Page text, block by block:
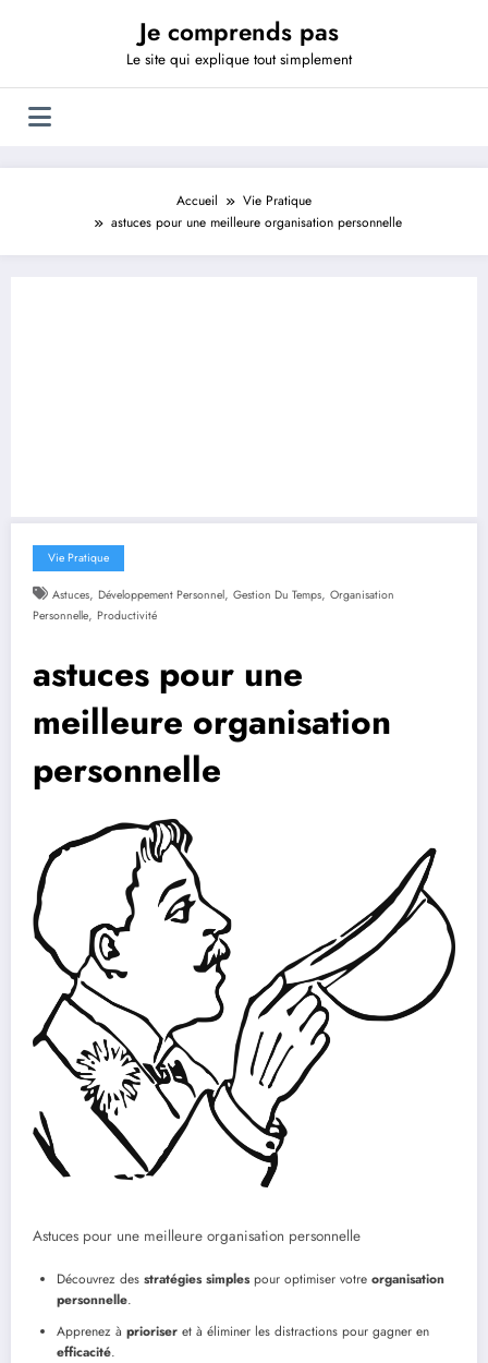
Je comprends pas
Le site qui explique tout simplement
Accueil
Vie Pratique
astuces pour une meilleure organisation personnelle
Vie Pratique
Astuces, Développement Personnel, Gestion Du Temps, Organisation
Personnelle, Productivité
astuces pour une
meilleure organisation
personnelle
Astuces pour une meilleure organisation personnelle
Découvrez des stratégies simplespour optimiser votre organisation
personnelle.
Apprenez à prioriser et à éliminer les distractions pour gagner en
efficacité.